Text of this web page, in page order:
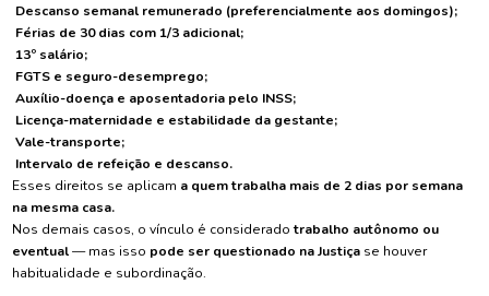
Descanso semanal remunerado (preferencialmente aos domingos);
Férias de 30 dias com 1/3 adicional;
13º salário;
FGTS e seguro-desemprego;
Auxílio-doença e aposentadoria pelo INSS;
Licença-maternidade e estabilidade da gestante;
Vale-transporte;
Intervalo de refeição e descanso.
Esses direitos se aplicam a quem trabalha mais de 2 dias por semana
na mesma casa.
Nos demais casos, o vínculo é consideradotrabalho autônomo ou
eventual— mas isso pode ser questionado na Justiçase houver
habitualidade e subordinação.